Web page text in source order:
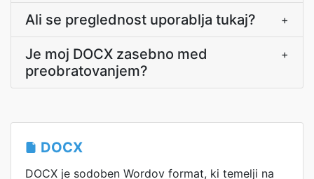
Ali se preglednost uporablja tukaj? +
Je moj DOCX zasebno med
preobratovanjem?
+
DOCX
DOCX je sodoben Wordov format, ki temelji na